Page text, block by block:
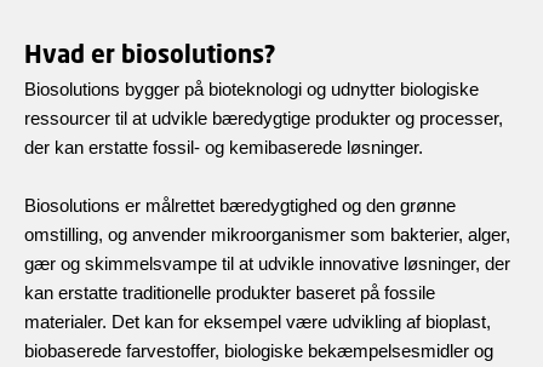
Hvad er biosolutions?
Biosolutions bygger på bioteknologi og udnytter biologiske
ressourcer til at udvikle bæredygtige produkter og processer,
der kan erstatte fossil- og kemibaserede løsninger.
Biosolutions er målrettet bæredygtighed og den grønne
omstilling, og anvender mikroorganismer som bakterier, alger,
gær og skimmelsvampe til at udvikle innovative løsninger, der
kan erstatte traditionelle produkter baseret på fossile
materialer. Det kan for eksempel være udvikling af bioplast,
biobaserede farvestoffer, biologiske bekæmpelsesmidler og